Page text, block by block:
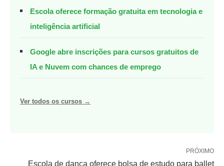
Escola oferece formação gratuita em tecnologia e
inteligência artificial
Google abre inscrições para cursos gratuitos de
IA e Nuvem com chances de emprego
Ver todos os cursos →
PRÓXIMO
Escola de dança oferece bolsa de estudo para ballet